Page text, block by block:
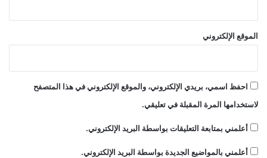
الموقع الإلكتروني
احفظ اسمي، بريدي الإلكتروني، والموقع الإلكتروني في هذا المتصفح
لاستخدامها المرة المقبلة في تعليقي.
أعلمني بمتابعة التعليقات بواسطة البريد الإلكتروني.
أعلمني بالمواضيع الجديدة بواسطة البريد الإلكتروني.